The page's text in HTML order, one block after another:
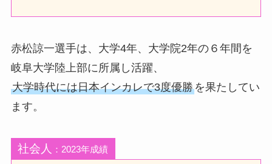
赤松諒一選手は、大学4年、大学院2年の６年間を
岐阜大学陸上部に所属し活躍、
大学時代には日本インカレで3度優勝を果たしてい
ます。
社会人 ：2023年成績